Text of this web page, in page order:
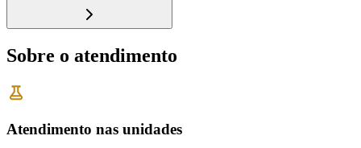
Sobre o atendimento
Atendimento nas unidades